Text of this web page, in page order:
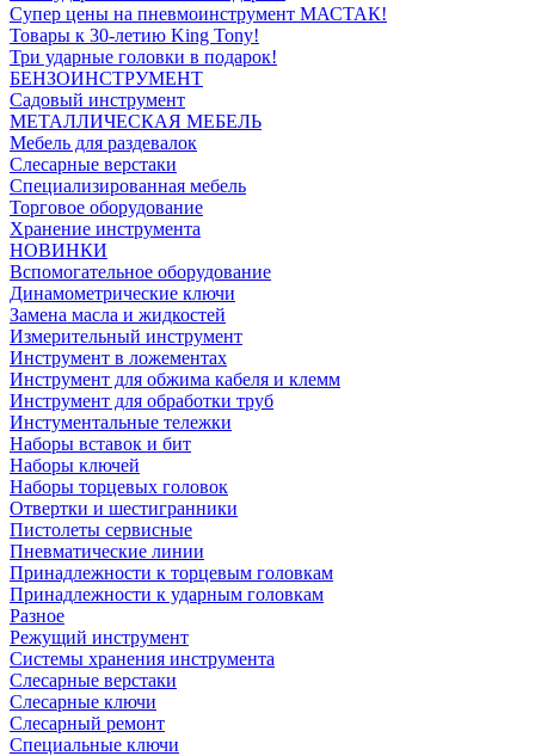
Супер цены на пневмоинструмент МАСТАК!
Товары к 30-летию King Tony!
Три ударные головки в подарок!
БЕНЗОИНСТРУМЕНТ
Садовый инструмент
МЕТАЛЛИЧЕСКАЯ МЕБЕЛЬ
Мебель для раздевалок
Слесарные верстаки
Специализированная мебель
Торговое оборудование
Хранение инструмента
НОВИНКИ
Вспомогательное оборудование
Динамометрические ключи
Замена масла и жидкостей
Измерительный инструмент
Инструмент в ложементах
Инструмент для обжима кабеля и клемм
Инструмент для обработки труб
Инстументальные тележки
Наборы вставок и бит
Наборы ключей
Наборы торцевых головок
Отвертки и шестигранники
Пистолеты сервисные
Пневматические линии
Принадлежности к торцевым головкам
Принадлежности к ударным головкам
Разное
Режущий инструмент
Системы хранения инструмента
Слесарные верстаки
Слесарные ключи
Слесарный ремонт
Специальные ключи